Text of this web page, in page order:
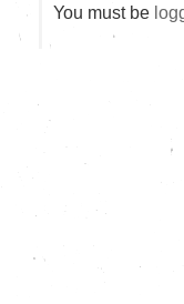
You must be